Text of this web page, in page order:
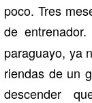
poco. Tres
de entrenador.
paraguayo, ya
riendas de un
descender